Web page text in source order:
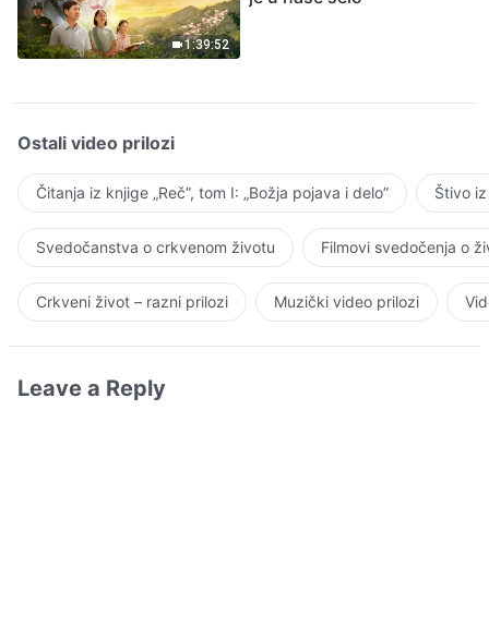
1:39:52
Ostali video prilozi
Čitanja iz knjige „Reč”, tom I: „Božja pojava i delo” Štivo
Svedočanstva o crkvenom životu Filmovi svedočenja o
Crkveni život – razni prilozi Muzički video prilozi
Leave a Reply